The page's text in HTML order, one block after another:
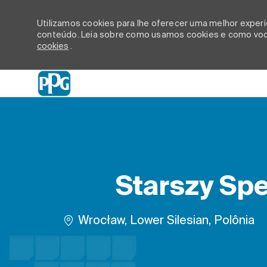
Utilizamos cookies para lhe oferecer uma melhor
conteúdo. Leia sobre como usamos cookies e como
cookies .
Starszy
Localização
Wrocław, Lower Silesian, Polônia